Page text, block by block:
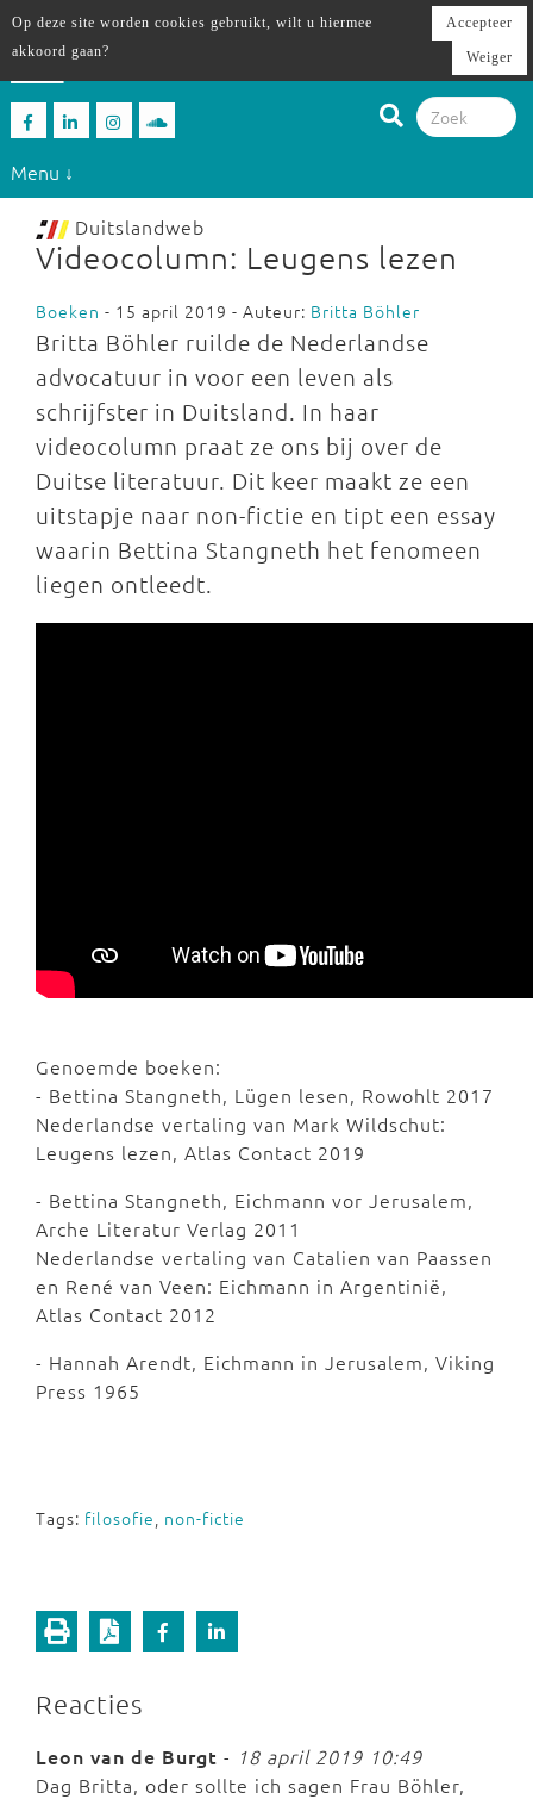
Menu ↓
Duitslandweb
Videocolumn: Leugens lezen
Boeken - 15 april 2019 - Auteur: Britta Böhler
Britta Böhler ruilde de Nederlandse
advocatuur in voor een leven als
schrijfster in Duitsland. In haar
videocolumn praat ze ons bij over de
Duitse literatuur. Dit keer maakt ze een
uitstapje naar non-fictie en tipt een essay
waarin Bettina Stangneth het fenomeen
liegen ontleedt.
Genoemde boeken:
- Bettina Stangneth, Lügen lesen, Rowohlt 2017
Nederlandse vertaling van Mark Wildschut:
Leugens lezen, Atlas Contact 2019
- Bettina Stangneth, Eichmann vor Jerusalem,
Arche Literatur Verlag 2011
Nederlandse vertaling van Catalien van Paassen
en René van Veen: Eichmann in Argentinië,
Atlas Contact 2012
- Hannah Arendt, Eichmann in Jerusalem, Viking
Press 1965
Tags: filosofie, non-fictie
Reacties
Leon van de Burgt - 18 april 2019 10:49
Dag Britta, oder sollte ich sagen Frau Böhler,
Op deze site worden cookies gebruikt, wilt u hiermee
akkoord gaan?
Accepteer
Weiger